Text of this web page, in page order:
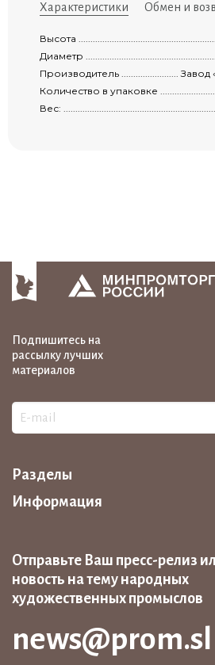
Характеристики Обмен и
Высота
Диаметр
Производитель
Завод
Количество в упаковке
Вес:
Подпишитесь на
рассылку лучших
материалов
Разделы
Информация
Отправьте Ваш пресс-релиз
новость на тему народных
художественных промыслов
news@prom.sl